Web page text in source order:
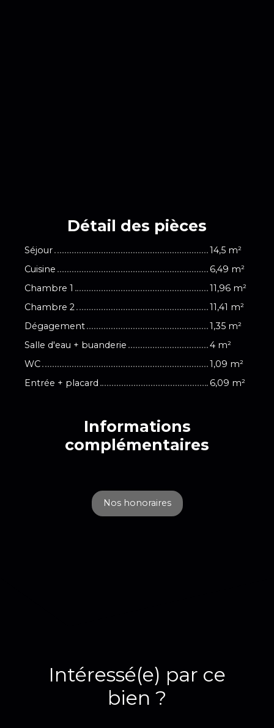
Détail des pièces
Séjour
14,5 m²
Cuisine
6,49 m²
Chambre 1
11,96 m²
Chambre 2
11,41 m²
Dégagement
1,35 m²
Salle d'eau + buanderie
4 m²
WC
1,09 m²
Entrée + placard
6,09 m²
Informations
complémentaires
Nos honoraires
Intéressé(e) par ce
bien ?